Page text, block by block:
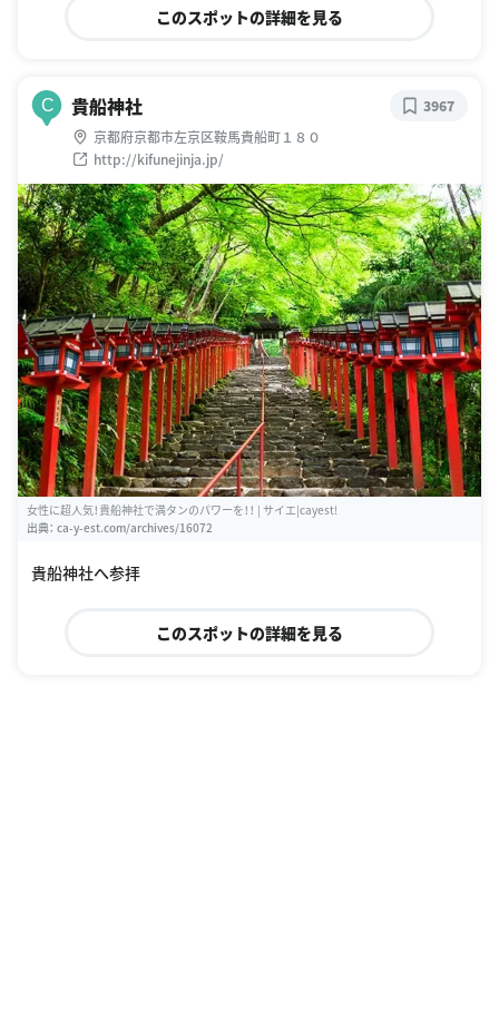
このスポットの詳細を見る
C 貴船神社
京都府京都市左京区鞍馬貴船町１８０
http://kifunejinja.jp/
3967
女性に超人気！貴船神社で満タンのパワーを！！ | サイエ|cayest!
出典： ca-y-est.com/archives/16072
貴船神社へ参拝
このスポットの詳細を見る